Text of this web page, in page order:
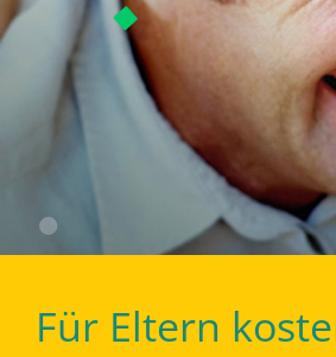
Für Eltern